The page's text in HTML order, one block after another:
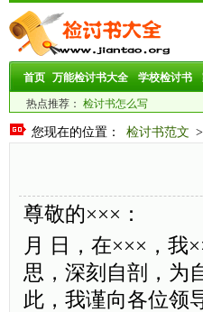
首页 万能检讨书大全 学校检讨书
热点推荐： 检讨书怎么写
您现在的位置： 检讨书范文
尊敬的×××：
月 日，在×××，我
思，深刻自剖，为
此，我谨向各位领